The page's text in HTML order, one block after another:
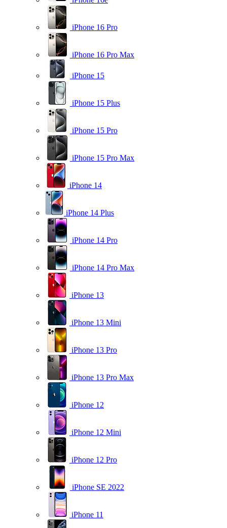
iPhone 16 Pro
iPhone 16 Pro Max
iPhone 15
iPhone 15 Plus
iPhone 15 Pro
iPhone 15 Pro Max
iPhone 14
iPhone 14 Plus
iPhone 14 Pro
iPhone 14 Pro Max
iPhone 13
iPhone 13 Mini
iPhone 13 Pro
iPhone 13 Pro Max
iPhone 12
iPhone 12 Mini
iPhone 12 Pro
iPhone SE 2022
iPhone 11